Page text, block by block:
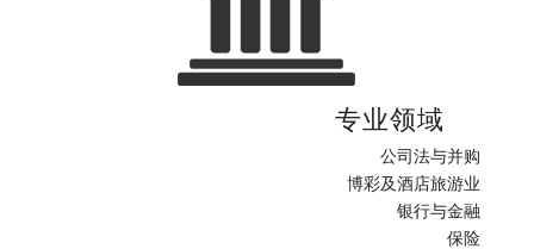
专业领域
公司法与并购
博彩及酒店旅游业
银行与金融
保险